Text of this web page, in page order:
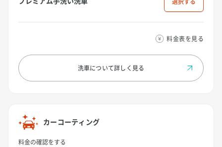
料金表を見る
洗車について詳しく見る
カーコーティング
料金の確認をする